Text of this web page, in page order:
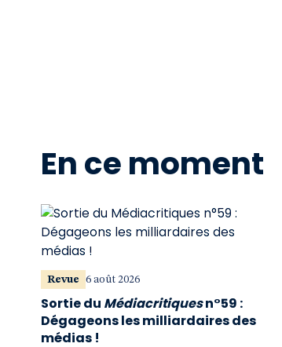
En ce moment
Revue 6 août 2026
Sortie du Médiacritiquesn°59 :
Dégageons les milliardaires des
médias !